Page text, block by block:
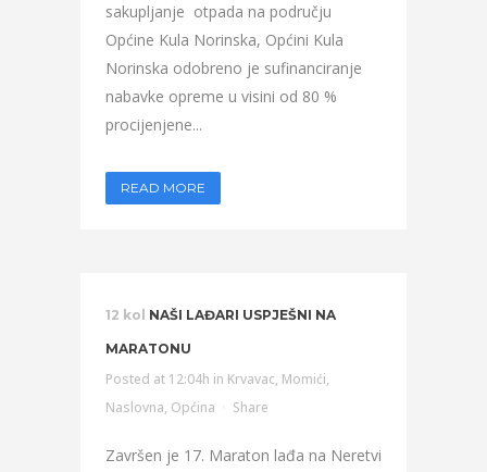
sakupljanje otpada na području
Općine Kula Norinska, Općini Kula
Norinska odobreno je sufinanciranje
nabavke opreme u visini od 80 %
procijenjene...
READ MORE
12 kol NAŠI LAĐARI USPJEŠNI NA
MARATONU
Posted at 12:04h in Krvavac, Momići,
Naslovna, Općina Share
Završen je 17. Maraton lađa na Neretvi